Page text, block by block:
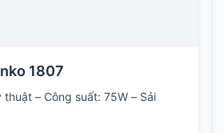
1807
– Công suất: 75W – Sải